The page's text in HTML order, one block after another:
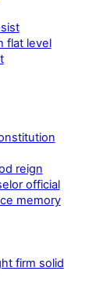
flat level
reign
official
memory
firm solid